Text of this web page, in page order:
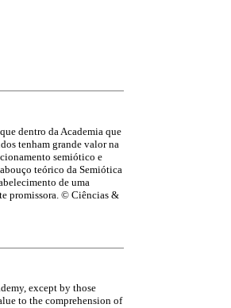
dentro da Academia que
tenham grande valor na
semiótico e
teórico da Semiótica
de uma
promissora. © Ciências &
except by those
to the comprehension of